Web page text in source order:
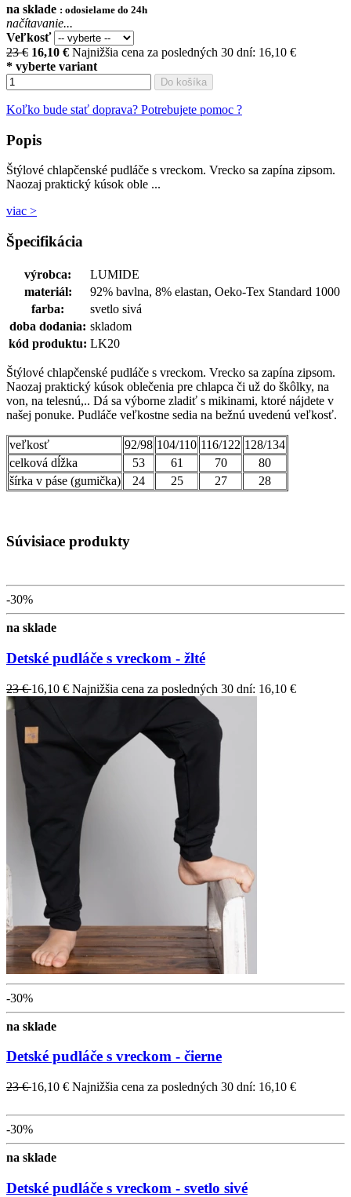
na sklade : odosielame do 24h
načítavanie...
Veľkosť
23 € 16,10 € Najnižšia cena za posledných 30 dní: 16,10 €
* vyberte variant
Do košíka
Koľko bude stať doprava? Potrebujete pomoc ?
Popis
Štýlové chlapčenské pudláče s vreckom. Vrecko sa zapína zipsom.
Naozaj praktický kúsok oble ...
viac >
Špecifikácia
výrobca:
LUMIDE
materiál:
92% bavlna, 8% elastan, Oeko-Tex Standard 1000
farba:
svetlo sivá
doba dodania: skladom
kód produktu: LK20
Štýlové chlapčenské pudláče s vreckom. Vrecko sa zapína zipsom.
Naozaj praktický kúsok oblečenia pre chlapca či už do škôlky, na
von, na telesnú,.. Dá sa výborne zladiť s mikinami, ktoré nájdete v
našej ponuke. Pudláče veľkostne sedia na bežnú uvedenú veľkosť.
veľkosť 92/98 104/110 116/122 128/134
celková dĺžka
53 61 70
80
šírka v páse (gumička)
24 25 27 28
Súvisiace produkty
-30%
na sklade
Detské pudláče s vreckom - žlté
23 €16,10 € Najnižšia cena za posledných 30 dní: 16,10 €
-30%
na sklade
Detské pudláče s vreckom - čierne
23 €16,10 € Najnižšia cena za posledných 30 dní: 16,10 €
-30%
na sklade
Detské pudláče s vreckom - svetlo sivé